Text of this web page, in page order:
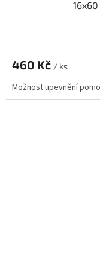
460 Kč / ks
Možnost upevnění